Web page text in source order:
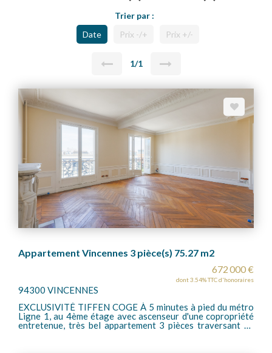
Trier par :
Date
Prix -/+ Prix +/-
1/1
Appartement Vincennes 3 pièce(s) 75.27 m2
672 000 €
dont 3.54% TTC d'honoraires
94300 VINCENNES
EXCLUSIVITÉ TIFFEN COGE À 5 minutes à pied du métro
Ligne 1, au 4ème étage avec ascenseur d'une copropriété
entretenue, très bel appartement 3 pièces traversant de